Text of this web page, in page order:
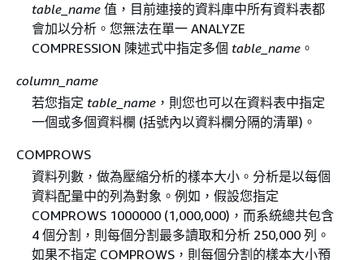
table_name值，目前連接的資料庫中所有資料表都
會加以分析。您無法在單一 ANALYZE
COMPRESSION 陳述式中指定多個 table_name。
column_name
若您指定 table_name，則您也可以在資料表中指定
一個或多個資料欄 (括號內以資料欄分隔的清單)。
COMPROWS
資料列數，做為壓縮分析的樣本大小。分析是以每個
資料配量中的列為對象。例如，假設您指定
COMPROWS 1000000 (1,000,000)，而系統總共包含
4 個分割，則每個分割最多讀取和分析 250,000 列。
如果不指定 COMPROWS，則每個分割的樣本大小預